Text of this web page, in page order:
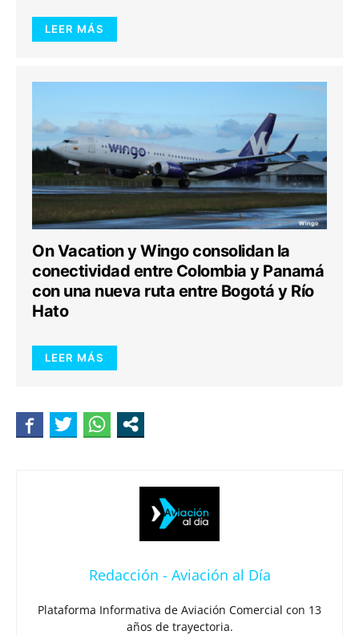
LEER MÁS
On Vacation y Wingo consolidan la
conectividad entre Colombia y Panamá
con una nueva ruta entre Bogotá y Río
Hato
LEER MÁS
Redacción - Aviación al Día
Plataforma Informativa de Aviación Comercial con 13
años de trayectoria.